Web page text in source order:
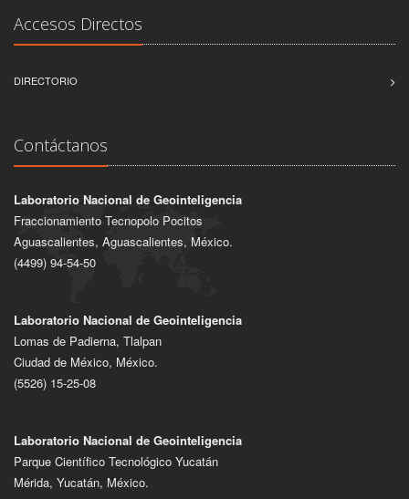
Accesos Directos
DIRECTORIO
Contáctanos
Laboratorio Nacional de Geointeligencia
Fraccionamiento Tecnopolo Pocitos
Aguascalientes, Aguascalientes, México.
(4499) 94-54-50
Laboratorio Nacional de Geointeligencia
Lomas de Padierna, Tlalpan
Ciudad de México, México.
(5526) 15-25-08
Laboratorio Nacional de Geointeligencia
Parque Científico Tecnológico Yucatán
Mérida, Yucatán, México.